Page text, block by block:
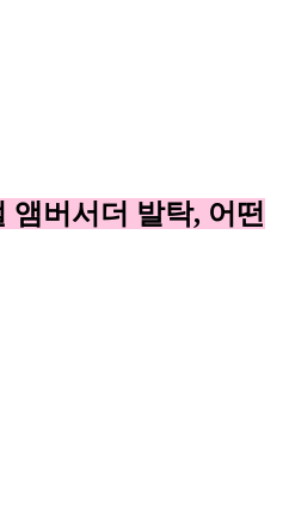
앰버서더 발탁, 어떤